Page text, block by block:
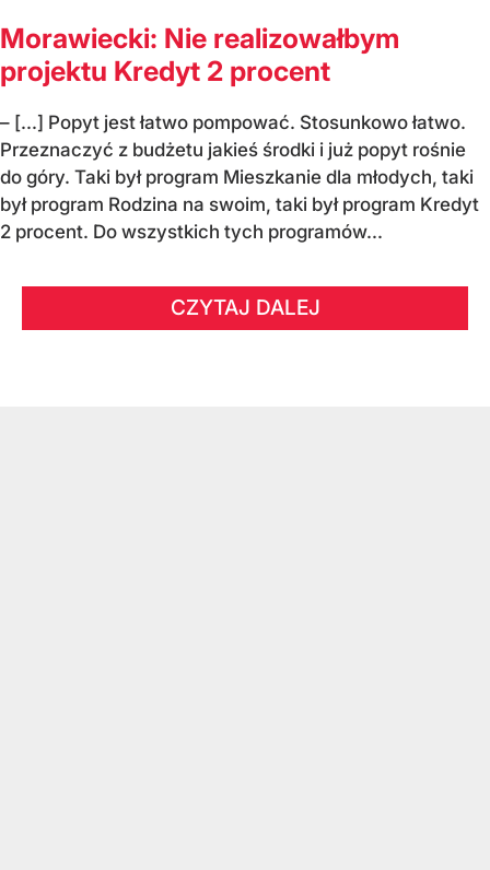
Morawiecki: Nie realizowałbym
projektu Kredyt 2 procent
– [...] Popyt jest łatwo pompować. Stosunkowo łatwo.
Przeznaczyć z budżetu jakieś środki i już popyt rośnie
do góry. Taki był program Mieszkanie dla młodych, taki
był program Rodzina na swoim, taki był program Kredyt
2 procent. Do wszystkich tych programów...
CZYTAJ DALEJ